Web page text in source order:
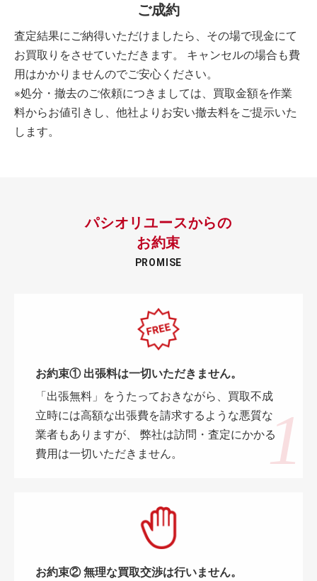
ご成約
査定結果にご納得いただけましたら、その場で現金にて
お買取りをさせていただきます。 キャンセルの場合も費
用はかかりませんのでご安心ください。
※処分・撤去のご依頼につきましては、買取金額を作業
料からお値引きし、他社よりお安い撤去料をご提示いた
します。
パシオリユースからの
お約束
PROMISE
お約束① 出張料は一切いただきません。
「出張無料」をうたっておきながら、買取不成
立時には高額な出張費を請求するような悪質な
業者もありますが、 弊社は訪問・査定にかかる
費用は一切いただきません。
お約束② 無理な買取交渉は行いません。